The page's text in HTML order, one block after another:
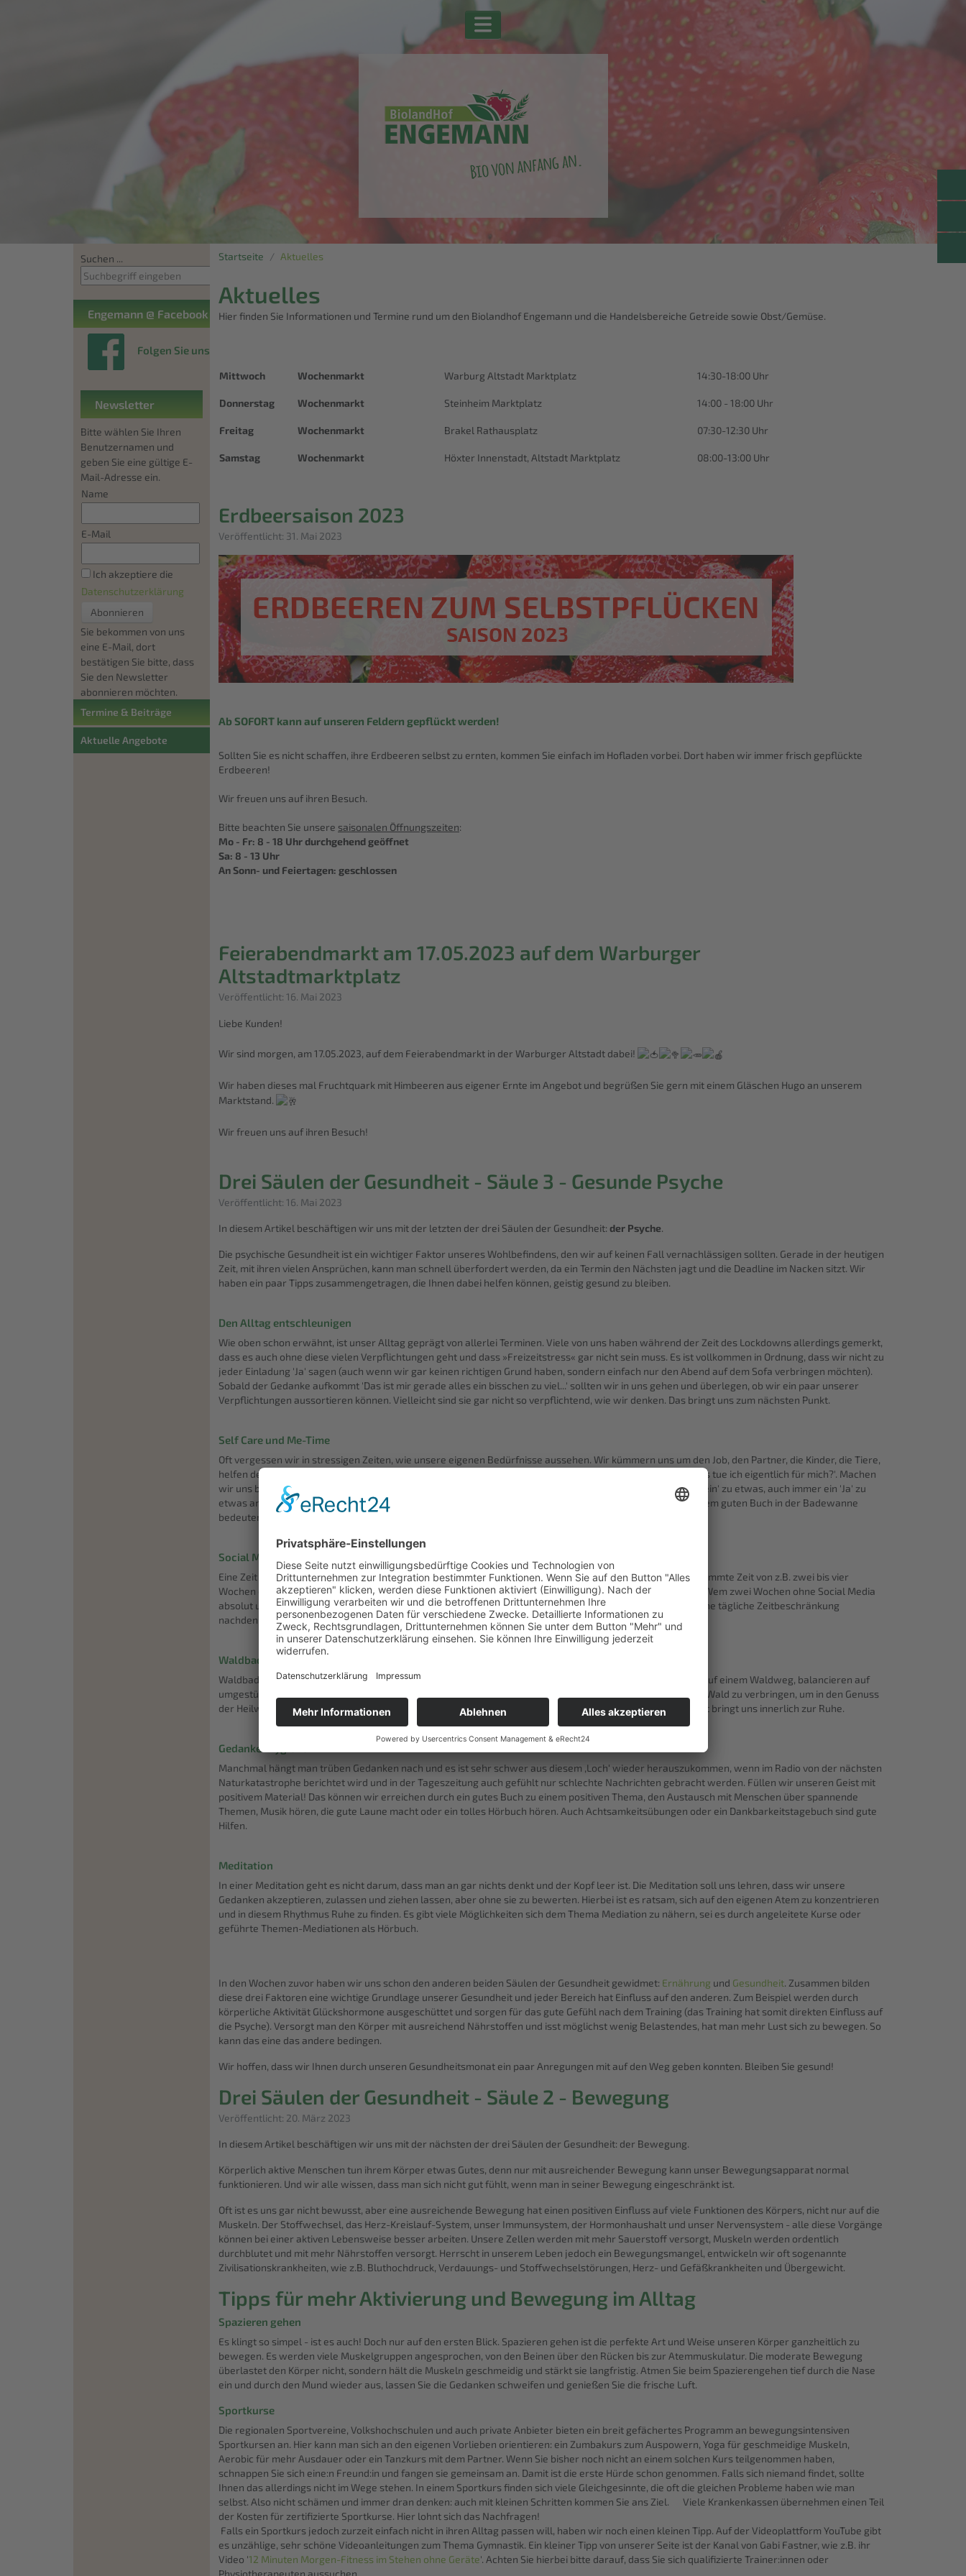
Suchen ...
Engemann @ Facebook
Folgen Sie uns
Newsletter
Bitte wählen Sie Ihren
Benutzernamen und
geben Sie eine gültige E-
Mail-Adresse ein.
Name
E-Mail
Ich akzeptiere die
Datenschutzerklärung
Sie bekommen von uns
eine E-Mail, dort
bestätigen Sie bitte, dass
Sie den Newsletter
abonnieren möchten.
Termine & Beiträge
Aktuelle Angebote
Startseite Aktuelles
Aktuelles
Hier finden Sie Informationen und Termine rund um den Biolandhof Engemann und die Handelsbereiche Getreide sowie Obst/Gemüse.
Mittwoch Wochenmarkt Warburg Altstadt Marktplatz 14:30-18:00 Uhr
Donnerstag Wochenmarkt Steinheim Marktplatz 14:00 - 18:00 Uhr
Freitag Wochenmarkt Brakel Rathausplatz 07:30-12:30 Uhr
Samstag Wochenmarkt Höxter Innenstadt, Altstadt Marktplatz 08:00-13:00 Uhr
Erdbeersaison 2023
Details
Veröffentlicht: 31. Mai 2023
Ab SOFORT kann auf unseren Feldern gepflückt werden!
Sollten Sie es nicht schaffen, ihre Erdbeeren selbst zu ernten, kommen Sie einfach im Hofladen vorbei. Dort haben wir immer frisch gepflückte
Erdbeeren!
Wir freuen uns auf ihren Besuch.
Bitte beachten Sie unsere saisonalen Öffnungszeiten:
Mo - Fr: 8 - 18 Uhr durchgehend geöffnet
Sa: 8 - 13 Uhr
An Sonn- und Feiertagen: geschlossen
Feierabendmarkt am 17.05.2023 auf dem Warburger
Altstadtmarktplatz
Details
Veröffentlicht: 16. Mai 2023
Liebe Kunden!
Wir sind morgen, am 17.05.2023, auf dem Feierabendmarkt in der Warburger Altstadt dabei!
Wir haben dieses mal Fruchtquark mit Himbeeren aus eigener Ernte im Angebot und begrüßen Sie gern mit einem Gläschen Hugo an unserem
Marktstand.
Wir freuen uns auf ihren Besuch!
Drei Säulen der Gesundheit - Säule 3 - Gesunde Psyche
Details
Veröffentlicht: 16. Mai 2023
In diesem Artikel beschäftigen wir uns mit der letzten der drei Säulen der Gesundheit: der Psyche.
Die psychische Gesundheit ist ein wichtiger Faktor unseres Wohlbefindens, den wir auf keinen Fall vernachlässigen sollten. Gerade in der heutigen
Zeit, mit ihren vielen Ansprüchen, kann man schnell überfordert werden, da ein Termin den Nächsten jagt und die Deadline im Nacken sitzt. Wir
haben ein paar Tipps zusammengetragen, die Ihnen dabei helfen können, geistig gesund zu bleiben.
Den Alltag entschleunigen
Wie oben schon erwähnt, ist unser Alltag geprägt von allerlei Terminen. Viele von uns haben während der Zeit des Lockdowns allerdings gemerkt,
dass es auch ohne diese vielen Verpflichtungen geht und dass »Freizeitstress« gar nicht sein muss. Es ist vollkommen in Ordnung, dass wir nicht zu
jeder Einladung 'Ja' sagen (auch wenn wir gar keinen richtigen Grund haben, sondern einfach nur den Abend auf dem Sofa verbringen möchten).
Sobald der Gedanke aufkommt 'Das ist mir gerade alles ein bisschen zu viel...' sollten wir in uns gehen und überlegen, ob wir ein paar unserer
Verpflichtungen aussortieren können. Vielleicht sind sie gar nicht so verpflichtend, wie wir denken. Das bringt uns zum nächsten Punkt.
Self Care und Me-Time
Oft vergessen wir in stressigen Zeiten, wie unsere eigenen Bedürfnisse aussehen. Wir kümmern uns um den Job, den Partner, die Kinder, die Tiere,
helfen den Nachbarn und engagieren und in Vereinen. Wir sollten uns jedoch immer mal wieder fragen 'Was tue ich eigentlich für mich?'. Machen
wir uns bewusst, dass ein Bedürfnis nach Ruhe vollkommen in Ordnung ist. Vergessen wir nicht, dass ein 'Nein' zu etwas, auch immer ein 'Ja' zu
etwas anderem ist: 'Nein' zum Essen gehen im angesagten Restaurant, kann ein 'Ja' zu einem Abend mit einem guten Buch in der Badewanne
bedeuten. Aber auch der lang gewollte und nie gebuchte Sport- oder Tanzkurs machen uns glücklich.
Social Media Detox
Eine Zeit ohne Facebook, TicTok, Instagram und Co - kaum vorstellbar. Ein Social Media Detox, also eine bestimmte Zeit von z.B. zwei bis vier
Wochen ohne tägliches Checken oder Posten gibt uns Raum für Ruhe und nimmt Druck und Stress von uns. Wem zwei Wochen ohne Social Media
absolut unvorstellbar sind, kann vielleicht mit einem Wochenende ohne Social Media beginnen oder über eine tägliche Zeitbeschränkung
nachdenken. So können wir einen bewussteren und gesünderen Umgang mit den Medien lernen.
Waldbaden
Waldbaden ist das bewusste Erleben des Waldes. Es geht um das Sein im Moment, sei es spazieren gehen auf einem Waldweg, balancieren auf
umgestürzten Bäumen oder über einen kleinen Bachlauf springen. Es empfiehlt sich ca. 2 Stunden in einem Wald zu verbringen, um in den Genuss
der Heilwirkung der Bäume zu kommen. Waldbaden soll das Immunsystem stärken und das Sein im Moment bringt uns innerlich zur Ruhe.
Gedankenhygiene
Manchmal hängt man trüben Gedanken nach und es ist sehr schwer aus diesem ‚Loch‘ wieder herauszukommen, wenn im Radio von der nächsten
Naturkatastrophe berichtet wird und in der Tageszeitung auch gefühlt nur schlechte Nachrichten gebracht werden. Füllen wir unseren Geist mit
positivem Material! Das können wir erreichen durch ein gutes Buch zu einem positiven Thema, den Austausch mit Menschen über spannende
Themen, Musik hören, die gute Laune macht oder ein tolles Hörbuch hören. Auch Achtsamkeitsübungen oder ein Dankbarkeitstagebuch sind gute
Hilfen.
Meditation
In einer Meditation geht es nicht darum, dass man an gar nichts denkt und der Kopf leer ist. Die Meditation soll uns lehren, dass wir unsere
Gedanken akzeptieren, zulassen und ziehen lassen, aber ohne sie zu bewerten. Hierbei ist es ratsam, sich auf den eigenen Atem zu konzentrieren
und in diesem Rhythmus Ruhe zu finden. Es gibt viele Möglichkeiten sich dem Thema Mediation zu nähern, sei es durch angeleitete Kurse oder
geführte Themen-Mediationen als Hörbuch.
In den Wochen zuvor haben wir uns schon den anderen beiden Säulen der Gesundheit gewidmet: Ernährung und Gesundheit. Zusammen bilden
diese drei Faktoren eine wichtige Grundlage unserer Gesundheit und jeder Bereich hat Einfluss auf den anderen. Zum Beispiel werden durch
körperliche Aktivität Glückshormone ausgeschüttet und sorgen für das gute Gefühl nach dem Training (das Training hat somit direkten Einfluss auf
die Psyche). Versorgt man den Körper mit ausreichend Nährstoffen und isst möglichst wenig Belastendes, hat man mehr Lust sich zu bewegen. So
kann das eine das andere bedingen.
Wir hoffen, dass wir Ihnen durch unseren Gesundheitsmonat ein paar Anregungen mit auf den Weg geben konnten. Bleiben Sie gesund!
Drei Säulen der Gesundheit - Säule 2 - Bewegung
Details
Veröffentlicht: 20. März 2023
In diesem Artikel beschäftigen wir uns mit der nächsten der drei Säulen der Gesundheit: der Bewegung.
Körperlich aktive Menschen tun ihrem Körper etwas Gutes, denn nur mit ausreichender Bewegung kann unser Bewegungsapparat normal
funktionieren. Und wir alle wissen, dass man sich nicht gut fühlt, wenn man in seiner Bewegung eingeschränkt ist.
Oft ist es uns gar nicht bewusst, aber eine ausreichende Bewegung hat einen positiven Einfluss auf viele Funktionen des Körpers, nicht nur auf die
Muskeln. Der Stoffwechsel, das Herz-Kreislauf-System, unser Immunsystem, der Hormonhaushalt und unser Nervensystem - alle diese Vorgänge
können bei einer aktiven Lebensweise besser arbeiten. Unsere Zellen werden mit mehr Sauerstoff versorgt, Muskeln werden ordentlich
durchblutet und mit mehr Nährstoffen versorgt. Herrscht in unserem Leben jedoch ein Bewegungsmangel, entwickeln wir oft sogenannte
Zivilisationskrankheiten, wie z.B. Bluthochdruck, Verdauungs- und Stoffwechselstörungen, Herz- und Gefäßkrankheiten und Übergewicht.
Tipps für mehr Aktivierung und Bewegung im Alltag
Spazieren gehen
Es klingt so simpel - ist es auch! Doch nur auf den ersten Blick. Spazieren gehen ist die perfekte Art und Weise unseren Körper ganzheitlich zu
bewegen. Es werden viele Muskelgruppen angesprochen, von den Beinen über den Rücken bis zur Atemmuskulatur. Die moderate Bewegung
überlastet den Körper nicht, sondern hält die Muskeln geschmeidig und stärkt sie langfristig. Atmen Sie beim Spazierengehen tief durch die Nase
ein und durch den Mund wieder aus, lassen Sie die Gedanken schweifen und genießen Sie die frische Luft.
Sportkurse
Die regionalen Sportvereine, Volkshochschulen und auch private Anbieter bieten ein breit gefächertes Programm an bewegungsintensiven
Sportkursen an. Hier kann man sich an den eigenen Vorlieben orientieren: ein Zumbakurs zum Auspowern, Yoga für geschmeidige Muskeln,
Aerobic für mehr Ausdauer oder ein Tanzkurs mit dem Partner. Wenn Sie bisher noch nicht an einem solchen Kurs teilgenommen haben,
schnappen Sie sich eine:n Freund:in und fangen sie gemeinsam an. Damit ist die erste Hürde schon genommen. Falls sich niemand findet, sollte
Ihnen das allerdings nicht im Wege stehen. In einem Sportkurs finden sich viele Gleichgesinnte, die oft die gleichen Probleme haben wie man
selbst. Also nicht schämen und immer dran denken: auch mit kleinen Schritten kommen Sie ans Ziel. Viele Krankenkassen übernehmen einen Teil
der Kosten für zertifizierte Sportkurse. Hier lohnt sich das Nachfragen!
Falls ein Sportkurs jedoch zurzeit einfach nicht in ihren Alltag passen will, haben wir noch einen kleinen Tipp. Auf der Videoplattform YouTube gibt
es unzählige, sehr schöne Videoanleitungen zum Thema Gymnastik. Ein kleiner Tipp von unserer Seite ist der Kanal von Gabi Fastner, wie z.B. ihr
Video '12 Minuten Morgen-Fitness im Stehen ohne Geräte'. Achten Sie hierbei bitte darauf, dass Sie sich qualifizierte Trainer:innen oder
Physiotherapeuten aussuchen.